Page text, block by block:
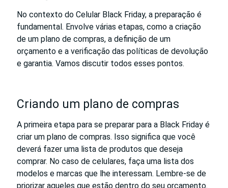
No contexto do Celular Black Friday, a preparação é
fundamental. Envolve várias etapas, como a criação
de um plano de compras, a definição de um
orçamento e a verificação das políticas de devolução
e garantia. Vamos discutir todos esses pontos.
Criando um plano de compras
A primeira etapa para se preparar para a Black Friday é
criar um plano de compras. Isso significa que você
deverá fazer uma lista de produtos que deseja
comprar. No caso de celulares, faça uma lista dos
modelos e marcas que lhe interessam. Lembre-se de
priorizar aqueles que estão dentro do seu orçamento.